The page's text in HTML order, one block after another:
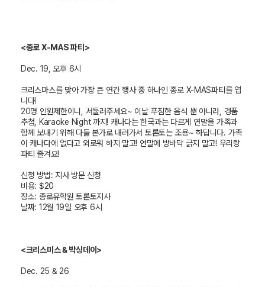
<종로 X-MAS파티>
Dec. 19, 오후 6시
크리스마스를 맞아 가장 큰 연간 행사 중 하나인 종로 X-MAS파티를 엽
니다!
20명 인원제한이니, 서둘러주세요~ 이날 푸짐한 음식 뿐 아니라, 경품
추첨, Karaoke Night 까지! 캐나다는 한국과는 다르게 연말을 가족과
함께 보내기 위해 다들 본가로 내려가서 토론토는 조용~ 하답니다. 가족
이 캐나다에 없다고 외로워 하지 말고! 연말에 방바닥 긁지 말고! 우리랑
파티 즐겨요!
신청 방법: 지사 방문 신청
비용: $20
장소: 종로유학원 토론토지사
날짜: 12월 19일 오후 6시
<크리스미스 & 박싱데이>
Dec. 25 & 26